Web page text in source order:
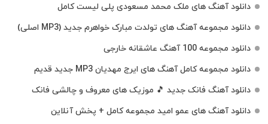
دانلود آهنگ های ملک‌ محمد مسعودی پلی لیست کامل
دانلود مجموعه آهنگ های تولدت مبارک خواهرم جدید (MP3 اصلی)
دانلود مجموعه 100 آهنگ عاشقانه خارجی
دانلود مجموعه کامل آهنگ های ایرج مهدیان MP3 جدید قدیم
دانلود آهنگ فانک جدید 🎵 موزیک‌ های معروف و چالشی فانک
دانلود آهنگ های عمو امید مجموعه کامل + پخش آنلاین